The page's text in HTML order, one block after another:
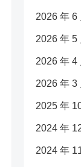
2026 年 6
2026 年 5
2026 年 4
2026 年 3
2025 年
2024 年
2024 年